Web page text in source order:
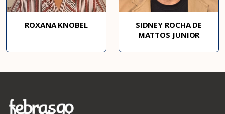
ROXANA KNOBEL
SIDNEY ROCHA DE
MATTOS JUNIOR